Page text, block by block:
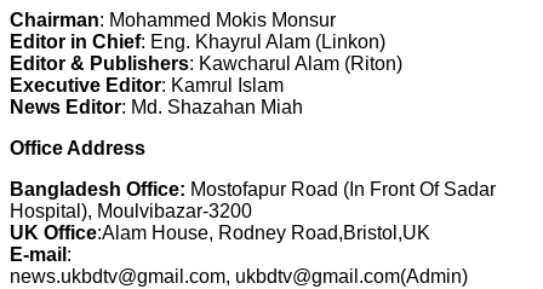
Chairman: Mohammed Mokis Monsur
Editor in Chief: Eng. Khayrul Alam (Linkon)
Editor & Publishers: Kawcharul Alam (Riton)
Executive Editor: Kamrul Islam
News Editor: Md. Shazahan Miah
Office Address
Bangladesh Office: Mostofapur Road (In Front Of Sadar
Hospital), Moulvibazar-3200
UK Office:Alam House, Rodney Road,Bristol,UK
E-mail :
news.ukbdtv@gmail.com, ukbdtv@gmail.com(Admin)